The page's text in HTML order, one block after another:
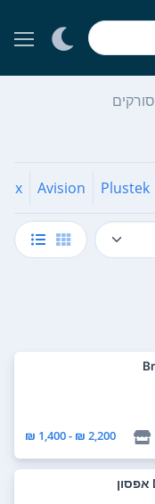
סורקים
Plustek
Avision
2,200 ₪ - 1,400 ₪